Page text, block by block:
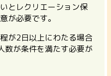
とレクリエーション保
が必要です。
が2日以上にわたる場合
数が条件を満たす必要が